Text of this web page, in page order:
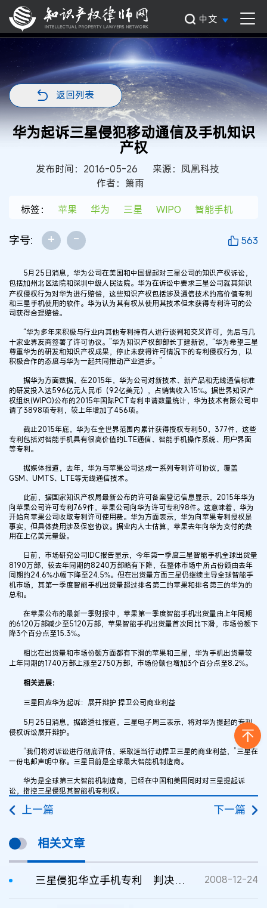
中文
返回列表
华为起诉三星侵犯移动通信及手机知识
产权
发布时间：2016-05-26
来源：凤凰科技
作者：箫雨
标签：
苹果 华为 三星 WIPO 智能手机
字号: + - 563
5月25日消息，华为公司在美国和中国提起对三星公司的知识产权诉讼，
包括加州北区法院和深圳中级人民法院。华为在诉讼中要求三星公司就其知识
产权侵权行为对华为进行赔偿，这些知识产权包括涉及通信技术的高价值专利
和三星手机使用的软件。华为认为其有权从使用其技术但未获得专利许可的公
司获得合理赔偿。
“华为多年来积极与行业内其他专利持有人进行谈判和交叉许可，先后与几
十家业界友商签署了许可协议。”华为知识产权部部长丁建新说，“华为希望三星
尊重华为的研发和知识产权成果，停止未获得许可情况下的专利侵权行为，以
积极合作的态度与华为一起共同推动产业进步。”
据华为方面数据，在2015年，华为公司对新技术、新产品和无线通信标准
的研发投入达596亿元人民币（92亿美元），占销售收入15%。据世界知识产
权组织(WIPO)公布的2015年国际PCT专利申请数量统计，华为技术有限公司申
请了3898项专利，较上年增加了456项。
截止2015年底，华为在全世界范围内累计获得授权专利50，377件，这些
专利包括对智能手机具有很高价值的LTE通信、智能手机操作系统、用户界面
等专利。
据媒体报道，去年，华为与苹果公司达成一系列专利许可协议，覆盖
GSM、UMTS、LTE等无线通信技术。
此前，据国家知识产权局最新公布的许可备案登记信息显示，2015年华为
向苹果公司许可专利769件，苹果公司向华为许可专利98件。这意味着，华为
开始向苹果公司收取专利许可使用费。华为方面表示，华为向苹果专利授权是
事实，但具体费用涉及保密协议。据业内人士估算，苹果去年向华为支付的费
用在上亿美元量级。
日前，市场研究公司IDC报告显示，今年第一季度三星智能手机全球出货量
8190万部，较去年同期的8240万部略有下降，在整体市场中所占份额由去年
同期的24.6%小幅下降至24.5%。但在出货量方面三星仍继续主导全球智能手
机市场，其第一季度智能手机出货量超过排名第二的苹果和排名第三的华为的
总和。
在苹果公布的最新一季财报中，苹果第一季度智能手机出货量由上年同期
的6120万部减少至5120万部，苹果智能手机出货量首次同比下滑，市场份额下
降3个百分点至15.3%。
相比在出货量和市场份额方面都有下滑的苹果和三星，华为手机出货量较
上年同期的1740万部上涨至2750万部，市场份额也增加3个百分点至8.2%。
相关进展：
三星回应华为起诉：展开辩护 捍卫公司商业利益
5月25日消息，据路透社报道，三星电子周三表示，将对华为提起的专利
侵权诉讼展开辩护。
“我们将对诉讼进行彻底评估，采取适当行动捍卫三星的商业利益，”三星在
一份电邮声明中称。三星目前是全球最大智能机制造商。
华为是全球第三大智能机制造商，已经在中国和美国同时对三星提起诉
讼，指控三星侵犯其智能机专利权。
上一篇 下一篇
相关文章
三星侵犯华立手机专利 判决赔偿５０００万 2008-12-24